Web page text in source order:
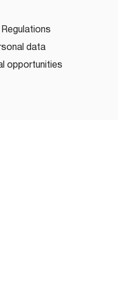
Regulations
data
opportunities